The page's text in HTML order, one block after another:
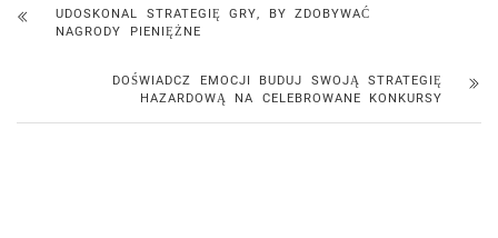
UDOSKONAL STRATEGIĘ GRY, BY ZDOBYWAĆ
NAGRODY PIENIĘŻNE
DOŚWIADCZ EMOCJI BUDUJ SWOJĄ STRATEGIĘ
HAZARDOWĄ NA CELEBROWANE KONKURSY